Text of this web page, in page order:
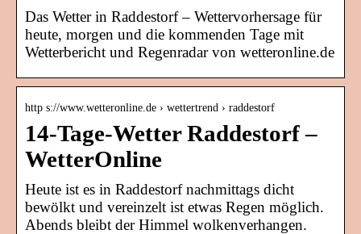
Das Wetter in Raddestorf – Wettervorhersage für
heute, morgen und die kommenden Tage mit
Wetterbericht und Regenradar von wetteronline.de
http s://www.wetteronline.de › wettertrend › raddestorf
14-Tage-Wetter Raddestorf –
WetterOnline
Heute ist es in Raddestorf nachmittags dicht
bewölkt und vereinzelt ist etwas Regen möglich.
Abends bleibt der Himmel wolkenverhangen.